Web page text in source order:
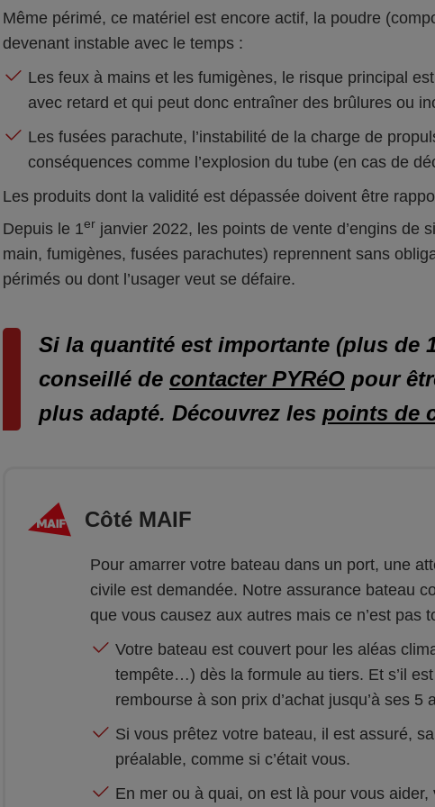
Même périmé, ce matériel est encore actif, la poudre
devenant instable avec le temps :
Les feux à mains et les fumigènes, le risque principal
avec retard et qui peut donc entraîner des brûlures ou
Les fusées parachute, l’instabilité de la charge de
conséquences comme l’explosion du tube (en cas de
Les produits dont la validité est dépassée doivent être
Depuis le 1er janvier 2022, les points de vente d’engins de
main, fumigènes, fusées parachutes) reprennent sans
périmés ou dont l’usager veut se défaire.
Si la quantité est importante (plus de
conseillé de contacter PYRéO pour
plus adapté. Découvrez les points de
Côté MAIF
Pour amarrer votre bateau dans un port, une
civile est demandée. Notre assurance bateau
que vous causez aux autres mais ce n’est pas
Votre bateau est couvert pour les aléas
tempête…) dès la formule au tiers. Et s’il
rembourse à son prix d’achat jusqu’à ses 5
Si vous prêtez votre bateau, il est assuré,
préalable, comme si c’était vous.
En mer ou à quai, on est là pour vous